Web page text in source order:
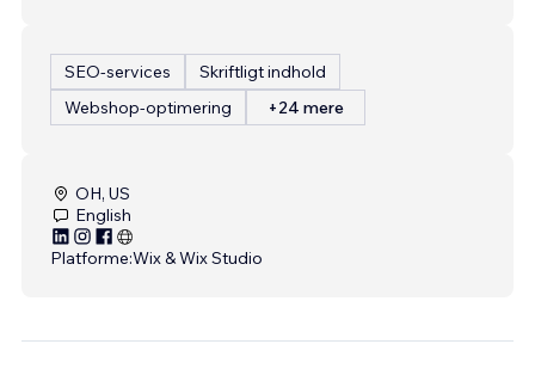
SEO-services
Skriftligt indhold
Webshop-optimering
+24 mere
OH, US
English
Platforme:Wix & Wix Studio